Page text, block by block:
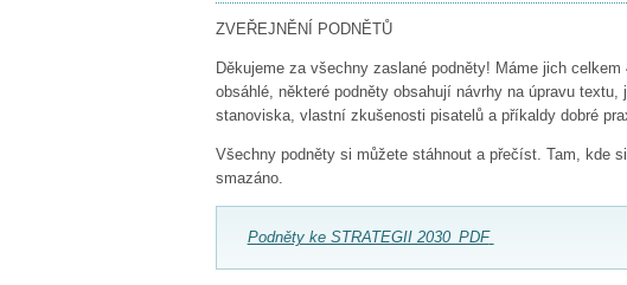
ZVEŘEJNĚNÍ PODNĚTŮ
Děkujeme za všechny zaslané podněty! Máme jich
obsáhlé, některé podněty obsahují návrhy na úpravu
stanoviska, vlastní zkušenosti pisatelů a příkaldy dobré
Všechny podněty si můžete stáhnout a přečíst. Tam, kde
smazáno.
Podněty ke STRATEGII 2030_PDF